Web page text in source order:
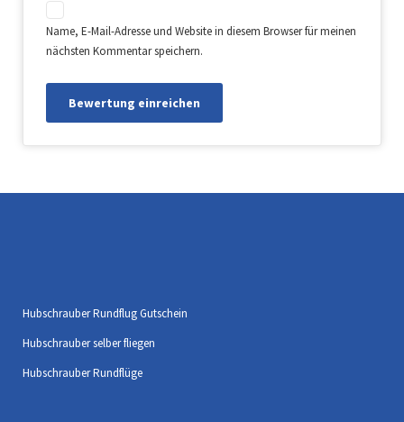
Name, E-Mail-Adresse und Website in diesem Browser für meinen
nächsten Kommentar speichern.
Hubschrauber Rundflug Gutschein
Hubschrauber selber fliegen
Hubschrauber Rundflüge